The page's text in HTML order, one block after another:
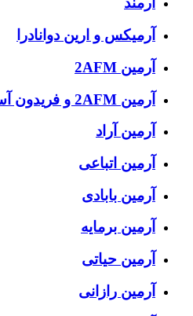
آرمیکس و ارین دوانادرا
آرمین 2AFM
آرمین 2AFM و فریدون آسرایی
آرمین آراد
آرمین اتباعی
آرمین بابادی
آرمین برمایه
آرمین حیاتی
آرمین رازانی